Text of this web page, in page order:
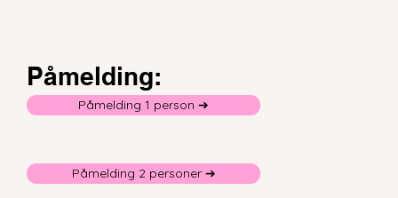
Påmelding:
Påmelding 1 person ➔
Påmelding 2 personer ➔